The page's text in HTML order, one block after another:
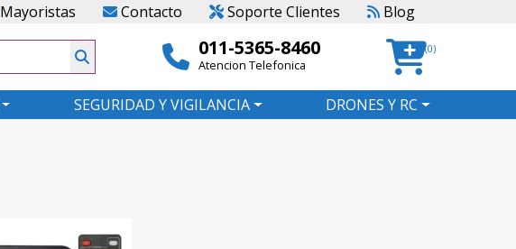
Mayoristas Contacto Soporte Clientes Blog
011-5365-8460
Atencion Telefonica
(0)
SEGURIDAD Y VIGILANCIA DRONES Y RC